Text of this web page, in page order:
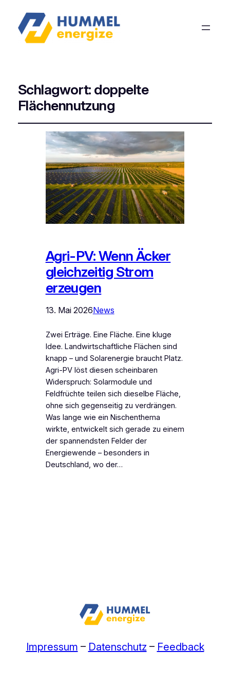
Schlagwort: doppelte
Flächennutzung
Agri-PV: Wenn Äcker
gleichzeitig Strom
erzeugen
13. Mai 2026News
Zwei Erträge. Eine Fläche. Eine kluge
Idee. Landwirtschaftliche Flächen sind
knapp – und Solarenergie braucht Platz.
Agri-PV löst diesen scheinbaren
Widerspruch: Solarmodule und
Feldfrüchte teilen sich dieselbe Fläche,
ohne sich gegenseitig zu verdrängen.
Was lange wie ein Nischenthema
wirkte, entwickelt sich gerade zu einem
der spannendsten Felder der
Energiewende – besonders in
Deutschland, wo der…
Impressum – Datenschutz – Feedback